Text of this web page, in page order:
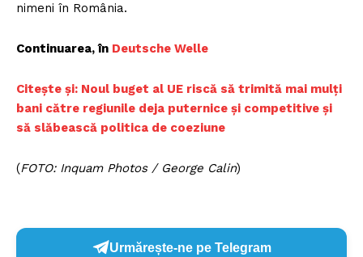
nimeni în România.
Continuarea, în Deutsche Welle
Citește și: Noul buget al UE riscă să trimită mai mulți
bani către regiunile deja puternice și competitive și
să slăbească politica de coeziune
(FOTO: Inquam Photos / George Calin)
Urmărește-ne pe Telegram